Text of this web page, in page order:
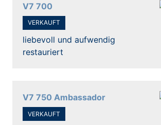
V7 700
VERKAUFT
liebevoll und aufwendig
restauriert
V7 750 Ambassador
VERKAUFT